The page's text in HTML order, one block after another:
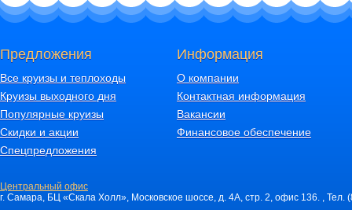
Предложения
Все круизы и теплоходы
Круизы выходного дня
Популярные круизы
Скидки и акции
Спецпредложения
Информация
О компании
Контактная информация
Вакансии
Финансовое обеспечение
Центральный офис
г. Самара, БЦ «Скала Холл», Московское шоссе, д. 4А, стр. 2, офис 136. ,